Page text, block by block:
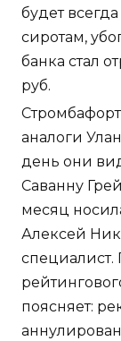
будет
сиротам,
банка стал
руб.
аналоги
день они
Саванну
месяц
Алексей
специалист.
поясняет: